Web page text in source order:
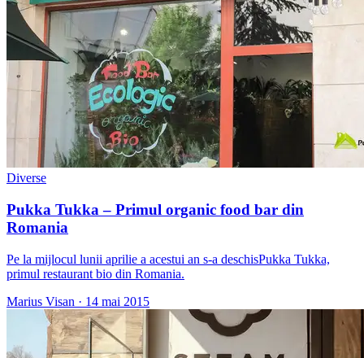
Diverse
Pukka Tukka – Primul organic food bar din
Romania
Pe la mijlocul lunii aprilie a acestui an s-a deschisPukka Tukka,
primul restaurant bio din Romania.
Marius Visan · 14 mai 2015